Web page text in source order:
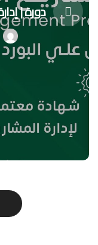
دورة |